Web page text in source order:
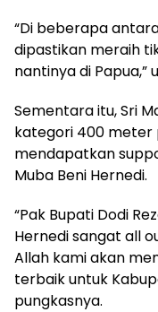
“Di beberapa
dipastikan meraih
nantinya di Papua,”
Sementara itu, Sri
kategori 400 meter
mendapatkan
Muba Beni Hernedi.
“Pak Bupati Dodi
Hernedi sangat all
Allah kami akan
terbaik untuk
pungkasnya.